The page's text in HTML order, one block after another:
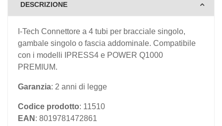
DESCRIZIONE
I-Tech Connettore a 4 tubi per bracciale singolo,
gambale singolo o fascia addominale. Compatibile
con i modelli IPRESS4 e POWER Q1000
PREMIUM.
Garanzia: 2 anni di legge
Codice prodotto: 11510
EAN : 8019781472861